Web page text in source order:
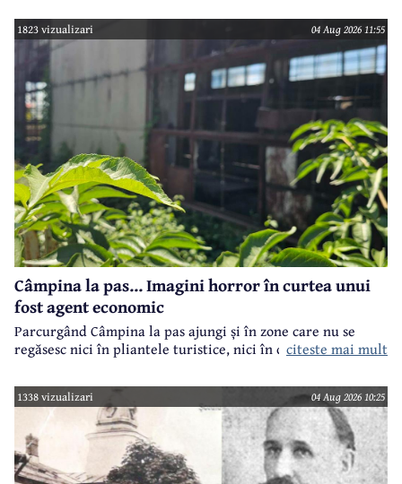
ca parte a unui demers mai amplu de utilizare responsabilă
a fondurilor publice.
1823 vizualizari 04 Aug 2026 11:55
Câmpina la pas... Imagini horror în curtea unui
fost agent economic
Parcurgând Câmpina la pas ajungi și în zone care nu se
regăsesc nici în pliantele turistice, nici în cele.. electorale.
citeste mai mult
1338 vizualizari 04 Aug 2026 10:25